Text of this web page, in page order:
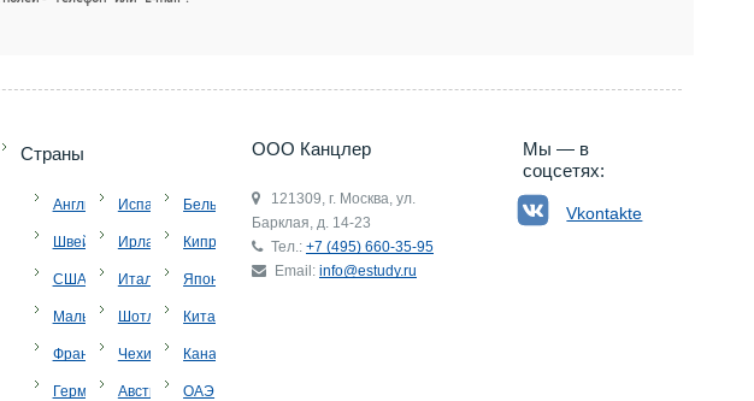
+7 (495) 660-35-95
Страны
Англия
Швейцария
США
Мальта
Франция
Германия
Испания
Ирландия
Италия
Шотландия
Чехия
Австрия
Бельгия
Кипр
Япония
Китай
Канада
ОАЭ
ООО Канцлер
121309, г. Москва, ул.
Барклая, д. 14-23
Тел.: +7 (495) 660-35-95
Email: info@estudy.ru
Мы — в
соцсетях:
Vkontakte